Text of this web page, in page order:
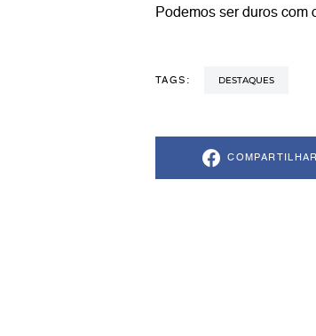
Podemos ser duros com
TAGS: DESTAQUES
COMPARTILHAR